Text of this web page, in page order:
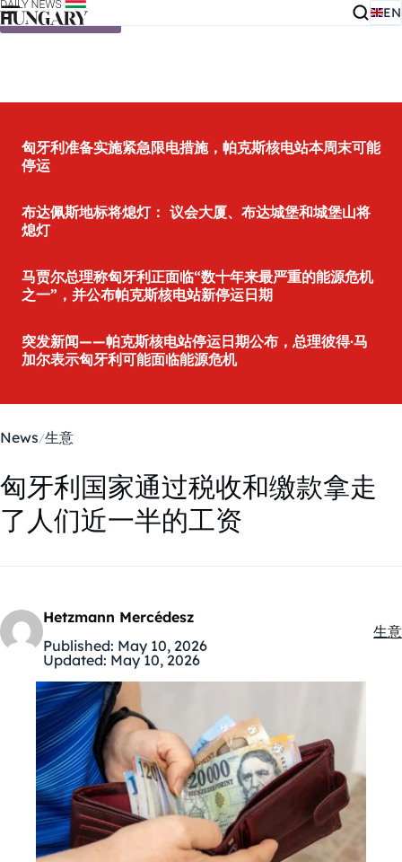
Skip to content EN
匈牙利准备实施紧急限电措施，帕克斯核电站本周末可能
停运
布达佩斯地标将熄灯： 议会大厦、布达城堡和城堡山将
熄灯
马贾尔总理称匈牙利正面临“数十年来最严重的能源危机
之一”，并公布帕克斯核电站新停运日期
突发新闻——帕克斯核电站停运日期公布，总理彼得·马
加尔表示匈牙利可能面临能源危机
News 生意
匈牙利国家通过税收和缴款拿走
了人们近一半的工资
Hetzmann Mercédesz
Published: May 10, 2026
Updated: May 10, 2026
生意